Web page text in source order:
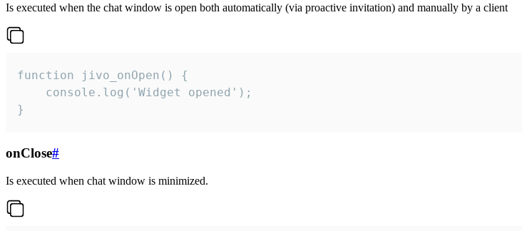
Is executed when the chat window is open both automatically (via proactive invitation) and manually by a client
function jivo_onOpen() {
    console.log('Widget opened');
}
onClose#
Is executed when chat window is minimized.